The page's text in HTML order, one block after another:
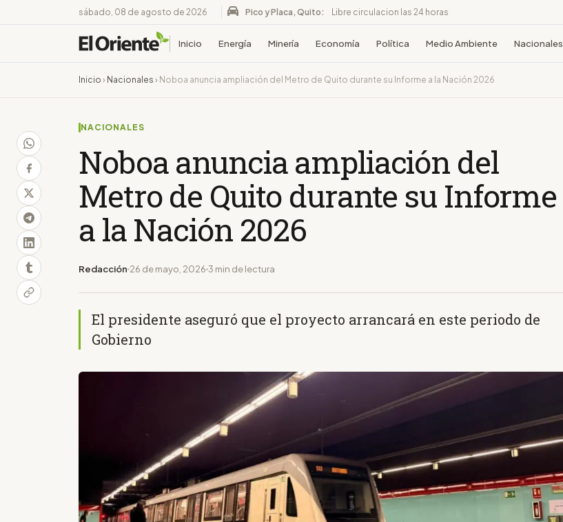
sábado, 08 de agosto de 2026 Pico y Placa, Quito: Libre circulacion las 24 horas
Inicio Energía Minería Economía Política Medio Ambiente Nacionales
Inicio › Nacionales › Noboa anuncia ampliación del Metro de Quito durante su Informe a la Nación 2026
NACIONALES
Noboa anuncia ampliación del
Metro de Quito durante su Informe
a la Nación 2026
Redacción 26 de mayo, 2026 3 min de lectura
El presidente aseguró que el proyecto arrancará en este periodo de
Gobierno